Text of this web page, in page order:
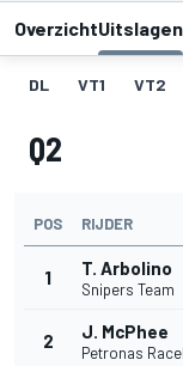
OverzichtUitslagen
DL VT1 VT2
Q2
POS RIJDER
1 T. Arbolino
Snipers Team
2 J. McPhee
Petronas